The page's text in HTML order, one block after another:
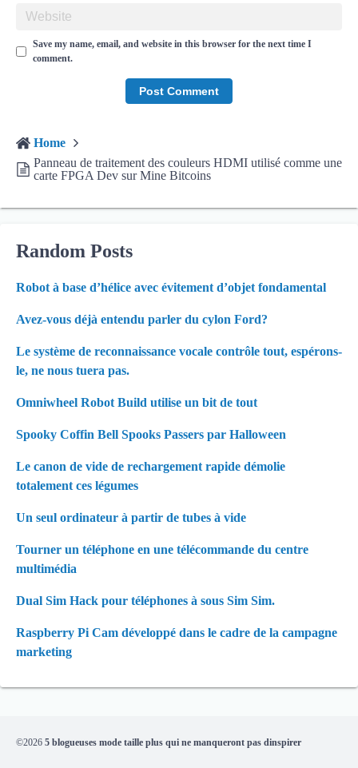
Save my name, email, and website in this browser for the next time I
comment.
Home
Panneau de traitement des couleurs HDMI utilisé comme une
carte FPGA Dev sur Mine Bitcoins
Random Posts
Robot à base d’hélice avec évitement d’objet fondamental
Avez-vous déjà entendu parler du cylon Ford?
Le système de reconnaissance vocale contrôle tout, espérons-
le, ne nous tuera pas.
Omniwheel Robot Build utilise un bit de tout
Spooky Coffin Bell Spooks Passers par Halloween
Le canon de vide de rechargement rapide démolie
totalement ces légumes
Un seul ordinateur à partir de tubes à vide
Tourner un téléphone en une télécommande du centre
multimédia
Dual Sim Hack pour téléphones à sous Sim Sim.
Raspberry Pi Cam développé dans le cadre de la campagne
marketing
©2026 5 blogueuses mode taille plus qui ne manqueront pas dinspirer